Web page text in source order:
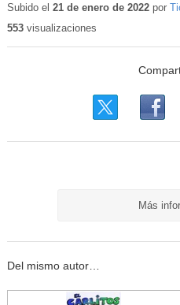
Subido el 21 de enero de 2022por
553visualizaciones
Más
Del mismo autor…